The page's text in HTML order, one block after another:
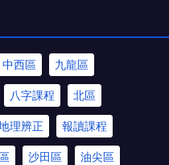
中西區 九龍區
八字課程 北區
理辨正 報讀課程
沙田區 油尖區